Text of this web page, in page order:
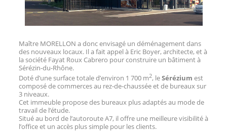
Maître MORELLON a donc envisagé un déménagement dans
des nouveaux locaux. Il a fait appel à Eric Boyer, architecte, et à
la société Fayat Roux Cabrero pour construire un bâtiment à
Sérézin-du-Rhône.
Doté d’une surface totale d’environ 1 700 m2, leSérézium est
composé de commerces au rez-de-chaussée et de bureaux sur
3 niveaux.
Cet immeuble propose des bureaux plus adaptés au mode de
travail de l’étude.
Situé au bord de l’autoroute A7, il offre une meilleure visibilité à
l’office et un accès plus simple pour les clients.